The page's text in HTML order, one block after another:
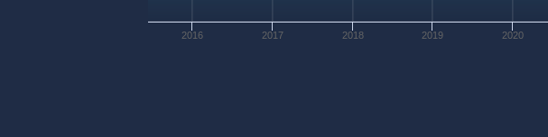
2016 2017 2018 2019 2020